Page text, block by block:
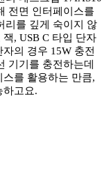
전면 인터페이스를
리를 깊게 숙이지 않
, USB C 타입 단자
의 경우 15W 충전
기기를 충전하는데
스를 활용하는 만큼,
하고요.